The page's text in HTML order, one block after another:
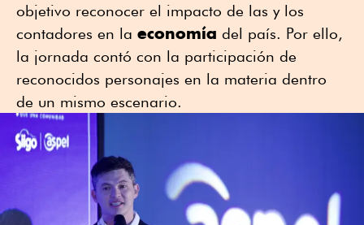
objetivo reconocer el impacto de las y los
contadores en la economía del país. Por ello,
la jornada contó con la participación de
reconocidos personajes en la materia dentro
de un mismo escenario.